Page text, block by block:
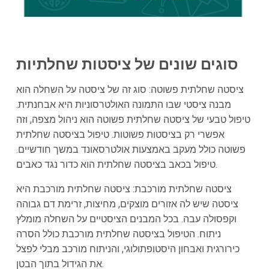
סוגים שונים של ציסטות שחלתיות
ציסטה שחלתית פשוטה: סוג זה של ציסטה על השחלה הוא
מבנה ציסטי שבו התמונה האולטרסוניות היא אבחנתית.
טיפול טבעי של ציסטה שחלתית פשוטה הוא ניהול מצפה, וזה
אפשרי רק בציסטות פשוטות. טיפול בציסטה שחלתית
פשוטה כולל מעקב באמצעות אולטרסאונד במשך חודשיים.
טיפול בכאב בציסטה שחלתית הוא כדור נגד כאבים.
ציסטה שחלתית מורכבת: ציסטה שחלתית מורכבת היא
ציסטה שיש לה אזורים מוצקים, מחיצות, זרימת דם גבוהה
וקפסולה עבה. בכל המבנים הציסטיים על השחלה מומלץ
ניתוח. הטיפול בציסטה שחלתית מורכבת כולל הסרה
כירורגית ואבחון היסטופתולוגי, והניתוח מורכב מבלי לפצל
את הגידול בתוך הבטן.